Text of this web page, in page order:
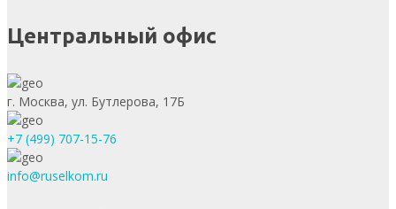
Центральный офис
г. Москва, ул. Бутлерова, 17Б
+7 (499) 707-15-76
info@ruselkom.ru